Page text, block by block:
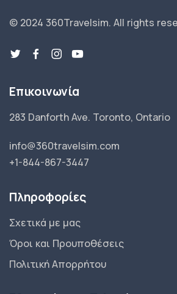
© 2024 360Travelsim. All rights
Επικοινωνία
283 Danforth Ave. Toronto, Ontario
info@360travelsim.com
+1-844-867-3447
Πληροφορίες
Σχετικά με μας
Όροι και Προυποθέσεις
Πολιτική Απορρήτου